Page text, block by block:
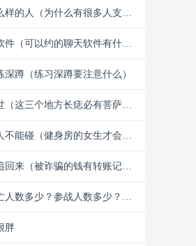
样的人（为什么有很多人支持
件（可以约的聊天软件有什
深蹲（练习深蹲要注意什么）
（这三个地方长痣必有菩萨保
不能碰（健身房的女生才会懂
回来（被诈骗的钱有转账记录
人数多少？参战人数多少？中
胖